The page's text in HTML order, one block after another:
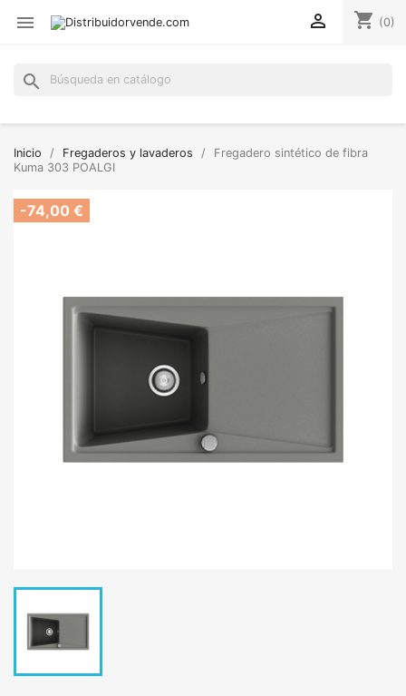
 shopping_cart (0)

search
Inicio Fregaderos y lavaderos
Fregadero sintético de fibra
Kuma 303 POALGI
-74,00 €